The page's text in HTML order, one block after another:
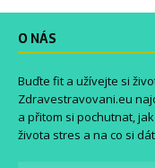
O NÁS
Buďte fit a užívejte si
Zdravestravovani.eu
a přitom si pochutnat,
života stres a na co si